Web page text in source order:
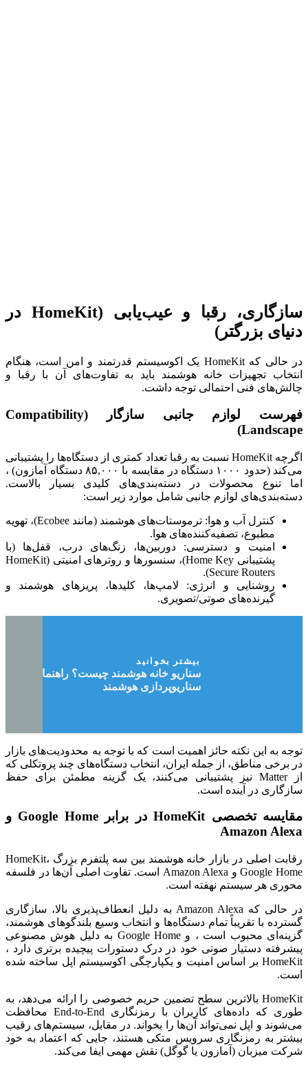
سازگاری، رقبا و عیب‌یابی (HomeKit در
دنیای بزرگتر)
در حالی که HomeKit یک اکوسیستم قدرتمند و امن است، هنگام
انتخاب تجهیزات خانه هوشمند باید به تفاوت‌های آن با رقبا و
چالش‌های فنی احتمالی توجه داشت.
فهرست لوازم جانبی سازگار (Compatibility
Landscape)
اگرچه HomeKit نسبت به رقبا تعداد کمتری از دستگاه‌ها را پشتیبانی
می‌کند (حدود ۱۰۰۰ دستگاه در مقایسه با ۸۵,۰۰۰ دستگاه آمازون) ،
اما تنوع محصولات در دسته‌بندی‌های کلیدی بسیار بالاست.
دسته‌بندی‌های لوازم جانبی شامل موارد زیر است:
کنترل آب و هوا: ترموستات‌های هوشمند (مانند Ecobee)، تهویه
مطبوع، تصفیه‌کننده‌های هوا.
امنیت و دسترسی: دوربین‌ها، زنگ‌های درب، قفل‌ها (با
پشتیبانی Home Key)، سنسورها و روترهای امنیتی (HomeKit
Secure Routers).
روشنایی و انرژی: لامپ‌ها، کلیدها، پریزهای هوشمند و
گیرنده‌های صوتی/تصویری.
بیشتر بخوانید
سناریو خانه هوشمند چیست؟ راهنمای جامع
سناریوپردازی هوشمند
توجه به این نکته حائز اهمیت است که با توجه به محدودیت‌های بازار
در برخی مناطق، از جمله ایران، انتخاب دستگاه‌های چند پروتکلی که
از Matter نیز پشتیبانی می‌کنند، یک گزینه مطمئن برای حفظ
سازگاری در آینده است.
مقایسه تخصصی HomeKit در برابر Google Home و
Amazon Alexa
رقابت اصلی در بازار خانه هوشمند بین سه پلتفرم بزرگ HomeKit،
Google Home و Amazon Alexa است. تفاوت اصلی آن‌ها در فلسفه
محوری هر سیستم نهفته است.
در حالی که Amazon Alexa به دلیل انعطاف‌پذیری بالا، سازگاری
گسترده با تقریباً تمام دستگاه‌ها و انتخاب وسیع بلندگوهای هوشمند،
گزینه‌ای محبوب است ، و Google Home به دلیل هوش مصنوعی
پیشرفته دستیار صوتی خود در درک دستورات پیچیده برتری دارد ،
HomeKit بر اساس امنیت و یکپارچگی اکوسیستم اپل ساخته شده
است.
HomeKit بالاترین سطح تضمین حریم خصوصی را ارائه می‌دهد، به
طوری که داده‌های کاربران با رمزنگاری End-to-End محافظت
می‌شوند و اپل نمی‌تواند آن‌ها را بخواند. در مقابل، سیستم‌های رقیب
بیشتر به رمزنگاری سرویس متکی هستند، جایی که اعتماد به خود
شرکت میزبان (آمازون یا گوگل) نقش مهمی ایفا می‌کند.